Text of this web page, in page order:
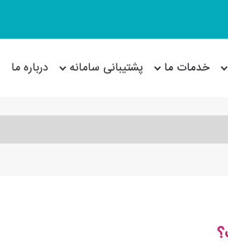
خدمات ما پشتیبانی سامانه درباره ما